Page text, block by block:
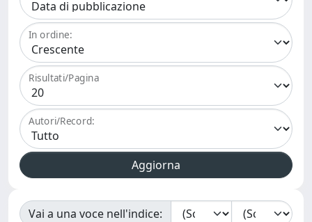
In ordine:
Risultati/Pagina
Autori/Record:
Vai a una voce nell'indice: